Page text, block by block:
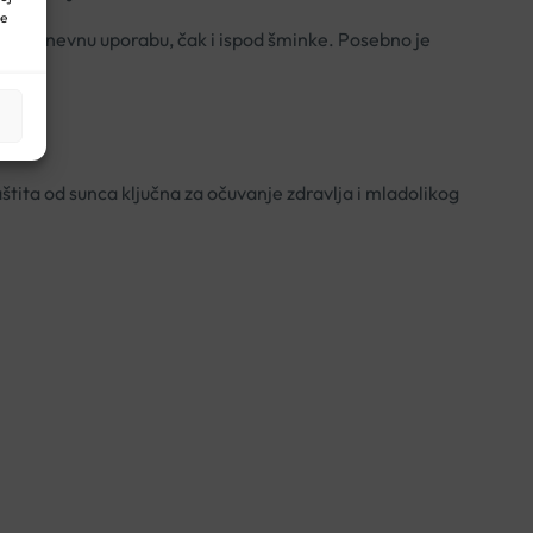
uporabu, čak i ispod šminke. Posebno je
od sunca ključna za očuvanje zdravlja i mladolikog